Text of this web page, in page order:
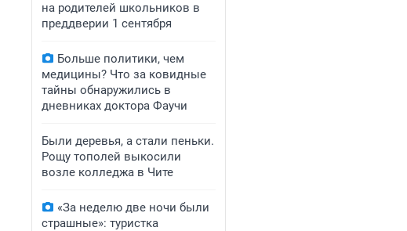
на родителей школьников в
преддверии 1 сентября
Больше политики, чем
медицины? Что за ковидные
тайны обнаружились в
дневниках доктора Фаучи
Были деревья, а стали пеньки.
Рощу тополей выкосили
возле колледжа в Чите
«За неделю две ночи были
страшные»: туристка